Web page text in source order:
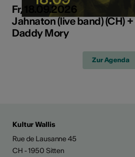
Fr, 18.09.2026
Jahnaton (live band) (CH)
Daddy Mory
Zur Agenda
Kultur Wallis
Rue de Lausanne 45
CH - 1950 Sitten